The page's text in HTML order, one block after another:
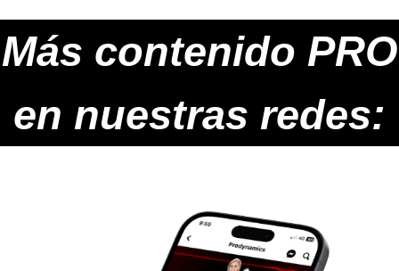
Más contenido PRO
en nuestras redes: